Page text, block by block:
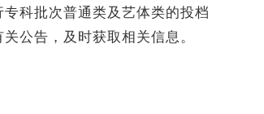
科批次普通类及艺体类的投档
公告，及时获取相关信息。